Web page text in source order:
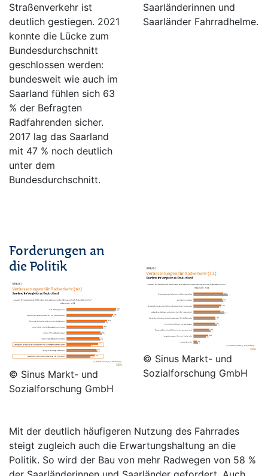
Straßenverkehr ist
deutlich gestiegen. 2021
konnte die Lücke zum
Bundesdurchschnitt
geschlossen werden:
bundesweit wie auch im
Saarland fühlen sich 63
% der Befragten
Radfahrenden sicher.
2017 lag das Saarland
mit 47 % noch deutlich
unter dem
Bundesdurchschnitt.
Saarländerinnen und
Saarländer Fahrradhelme.
Forderungen an
die Politik
© Sinus Markt- und
Sozialforschung GmbH
© Sinus Markt- und
Sozialforschung GmbH
Mit der deutlich häufigeren Nutzung des Fahrrades
steigt zugleich auch die Erwartungshaltung an die
Politik. So wird der Bau von mehr Radwegen von 58 %